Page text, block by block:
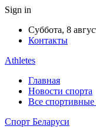
Sign in
Суббота, 8
Контакты
Athletes
Главная
Новости спорта
Все спортивные
Спорт Беларуси